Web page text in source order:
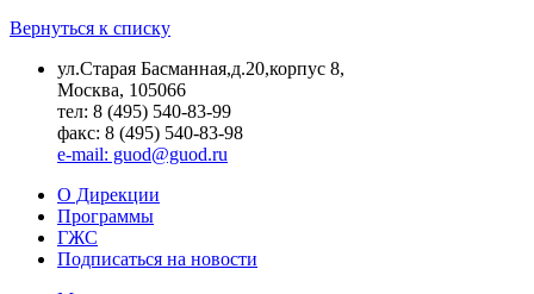
Вернуться к списку
ул.Старая Басманная,д.20,корпус 8,
Москва, 105066
тел: 8 (495) 540-83-99
факс: 8 (495) 540-83-98
e-mail: guod@guod.ru
О Дирекции
Программы
ГЖС
Подписаться на новости